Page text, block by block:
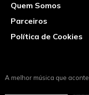
Quem Somos
Parceiros
Política de Cookies
A melhor música que